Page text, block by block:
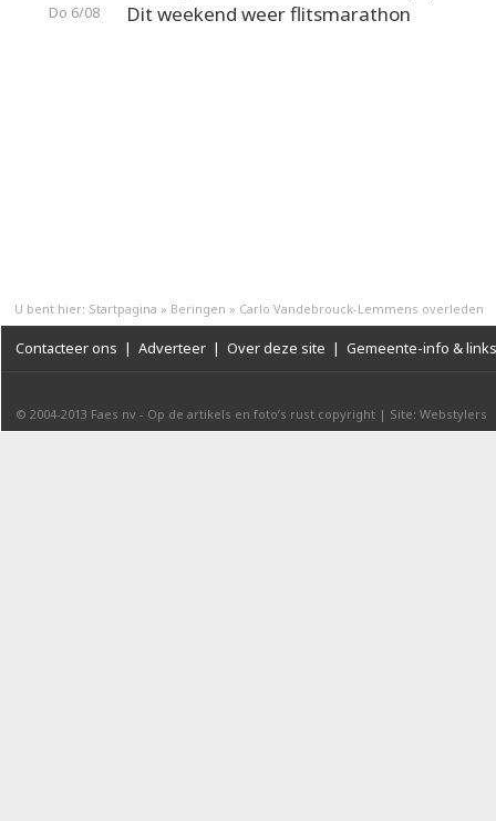
Do 6/08 Dit weekend weer flitsmarathon
U bent hier: Startpagina » Beringen » Carlo Vandebrouck-Lemmens overleden
Contacteer ons | Adverteer | Over deze site | Gemeente-info & links
© 2004-2013 Faes nv - Op de artikels en foto’s rust copyright | Site: Webstylers